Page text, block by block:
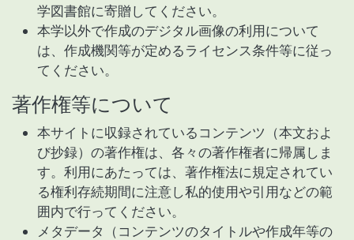
学図書館に寄贈してください。
本学以外で作成のデジタル画像の利用について
は、作成機関等が定めるライセンス条件等に従っ
てください。
著作権等について
本サイトに収録されているコンテンツ（本文およ
び抄録）の著作権は、各々の著作権者に帰属しま
す。利用にあたっては、著作権法に規定されてい
る権利存続期間に注意し私的使用や引用などの範
囲内で行ってください。
メタデータ（コンテンツのタイトルや作成年等の